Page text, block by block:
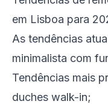
em Lisboa para
As tendências
minimalista com
Tendências mais
duches walk-in;